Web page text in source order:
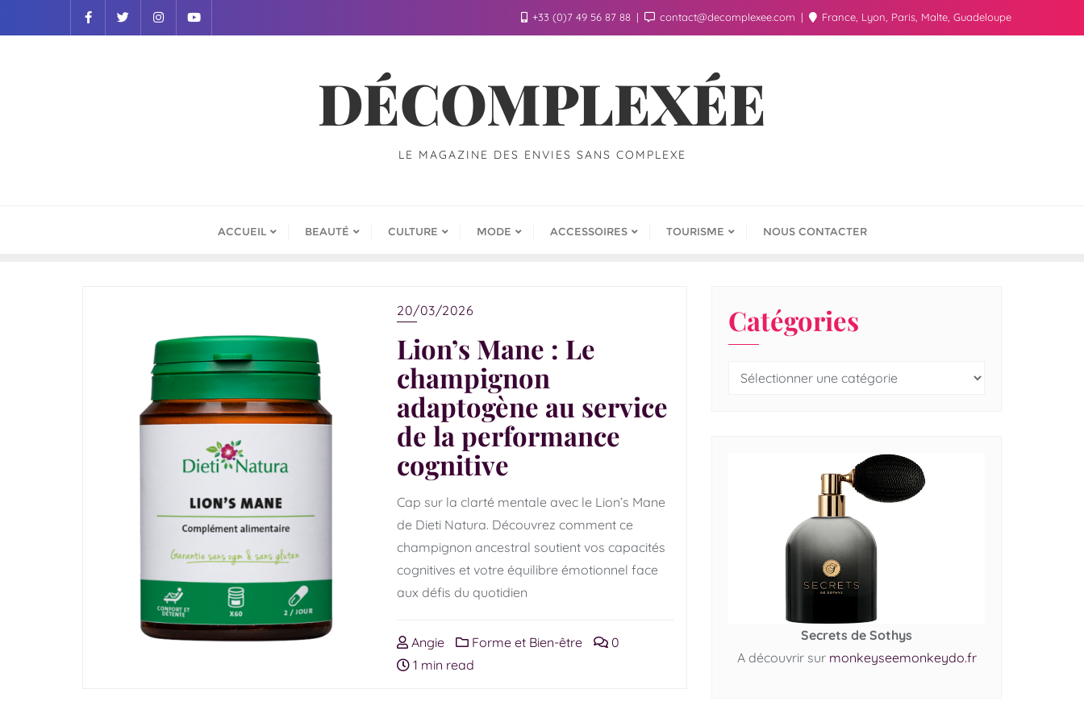
+33 (0)7 49 56 87 88 contact@decomplexee.com France, Lyon, Paris, Malte, Guadeloupe
DÉCOMPLEXÉE
LE MAGAZINE DES ENVIES SANS COMPLEXE
ACCUEIL BEAUTÉ CULTURE MODE ACCESSOIRES TOURISME NOUS CONTACTER
20/03/2026
Lion’s Mane : Le
champignon
adaptogène au service
de la performance
cognitive
Cap sur la clarté mentale avec le Lion’s Mane
de Dieti Natura. Découvrez comment ce
champignon ancestral soutient vos capacités
cognitives et votre équilibre émotionnel face
aux défis du quotidien
Angie Forme et Bien-être
0
1 min read
Catégories
Secrets de Sothys
A découvrir sur monkeyseemonkeydo.fr